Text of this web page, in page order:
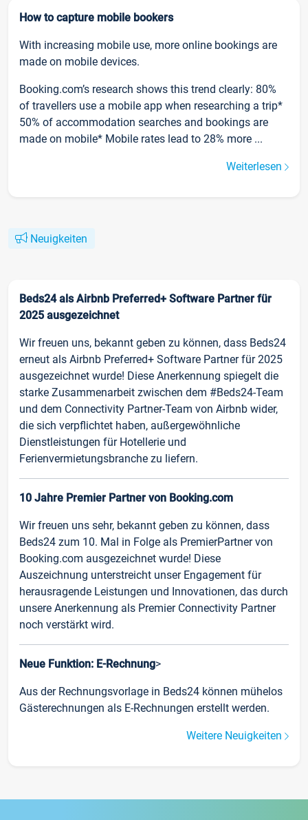
How to capture mobile bookers
With increasing mobile use, more online bookings are
made on mobile devices.
Booking.com’s research shows this trend clearly: 80%
of travellers use a mobile app when researching a trip*
50% of accommodation searches and bookings are
made on mobile* Mobile rates lead to 28% more ...
Weiterlesen
Neuigkeiten
Beds24 als Airbnb Preferred+ Software Partner für
2025 ausgezeichnet
Wir freuen uns, bekannt geben zu können, dass Beds24
erneut als Airbnb Preferred+ Software Partner für 2025
ausgezeichnet wurde! Diese Anerkennung spiegelt die
starke Zusammenarbeit zwischen dem #Beds24-Team
und dem Connectivity Partner-Team von Airbnb wider,
die sich verpflichtet haben, außergewöhnliche
Dienstleistungen für Hotellerie und
Ferienvermietungsbranche zu liefern.
10 Jahre Premier Partner von Booking.com
Wir freuen uns sehr, bekannt geben zu können, dass
Beds24 zum 10. Mal in Folge als PremierPartner von
Booking.com ausgezeichnet wurde! Diese
Auszeichnung unterstreicht unser Engagement für
herausragende Leistungen und Innovationen, das durch
unsere Anerkennung als Premier Connectivity Partner
noch verstärkt wird.
Neue Funktion: E-Rechnung>
Aus der Rechnungsvorlage in Beds24 können mühelos
Gästerechnungen als E-Rechnungen erstellt werden.
Weitere Neuigkeiten